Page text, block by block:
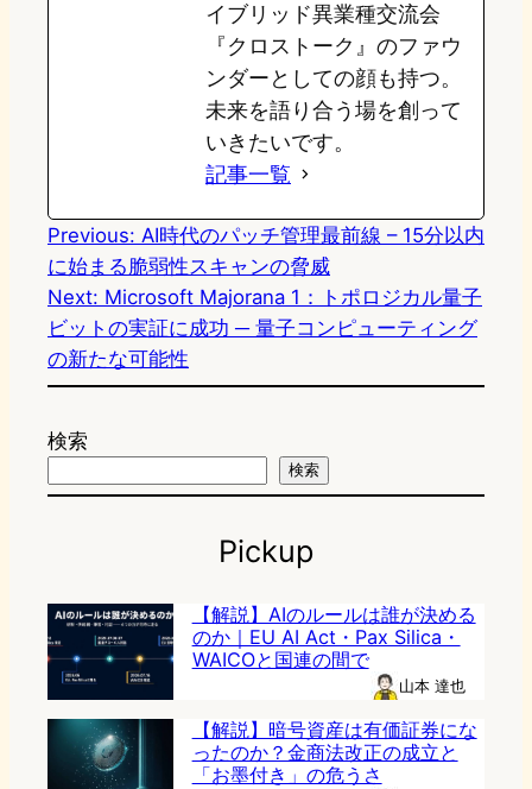
イブリッド異業種交流会
『クロストーク』のファウ
ンダーとしての顔も持つ。
未来を語り合う場を創って
いきたいです。
記事一覧
Previous: AI時代のパッチ管理最前線 – 15分以内
に始まる脆弱性スキャンの脅威
Next: Microsoft Majorana 1：トポロジカル量子
ビットの実証に成功 ─ 量子コンピューティング
の新たな可能性
検索
検索
Pickup
【解説】AIのルールは誰が決める
のか｜EU AI Act・Pax Silica・
WAICOと国連の間で
山本 達也
【解説】暗号資産は有価証券にな
ったのか？金商法改正の成立と
「お墨付き」の危うさ